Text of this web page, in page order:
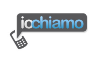
contenuto